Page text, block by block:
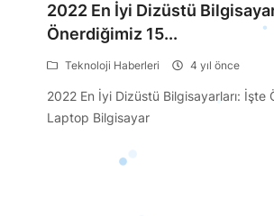
2022 En İyi Dizüstü
Önerdiğimiz 15...
Teknoloji Haberleri 4 yıl önce
2022 En İyi Dizüstü Bilgisayarları: İşte
Laptop Bilgisayar